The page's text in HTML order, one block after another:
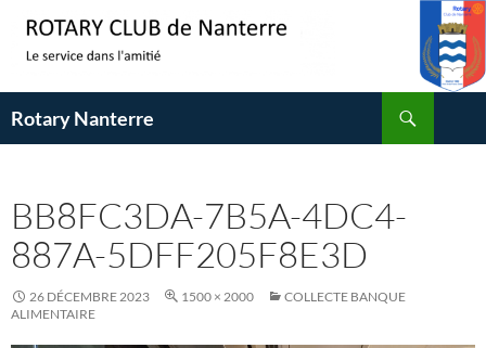
contenu
Rotary Nanterre
BB8FC3DA-7B5A-4DC4-
887A-5DFF205F8E3D
26 DÉCEMBRE 2023 1500 × 2000
COLLECTE BANQUE
ALIMENTAIRE